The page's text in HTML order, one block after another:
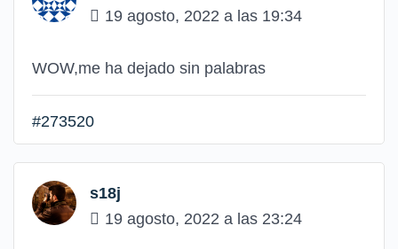
19 agosto, 2022 a las 19:34
WOW,me ha dejado sin palabras
#273520
s18j
19 agosto, 2022 a las 23:24